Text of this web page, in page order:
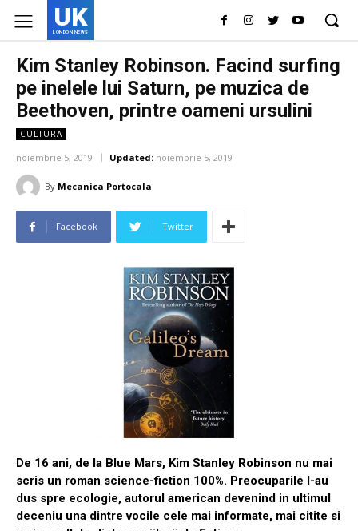
UK
LONDON NEWS
Kim Stanley Robinson. Facind surfing
pe inelele lui Saturn, pe muzica de
Beethoven, printre oameni ursulini
CULTURA
noiembrie 5, 2019 Updated: noiembrie 5, 2019
By Mecanica Portocala
Facebook Twitter
De 16 ani, de la Blue Mars, Kim Stanley Robinson nu mai
scris un roman science-fiction 100%. Preocuparile l-au
dus spre ecologie, autorul american devenind in ultimul
deceniu una dintre vocile cele mai informate, mai citite si